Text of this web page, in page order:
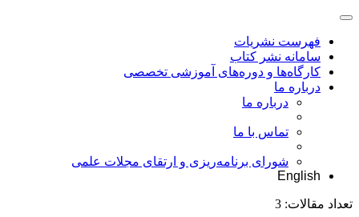
فهرست نشریات
سامانه نشر کتاب
کارگاه‌ها و دوره‌های آموزشی تخصصی
درباره ما
درباره ما
تماس با ما
شورای برنامه‌ریزی و ارتقای مجلات علمی
English
تعداد مقالات: 3